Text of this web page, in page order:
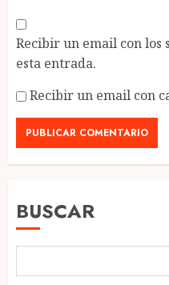
Recibir un email con los
esta entrada.
Recibir un email con
BUSCAR